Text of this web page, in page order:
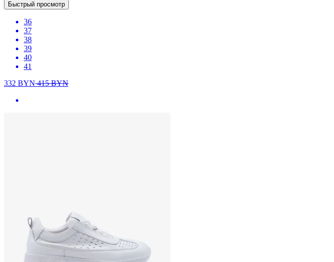
Быстрый просмотр
36
37
38
39
40
41
332 BYN415BYN